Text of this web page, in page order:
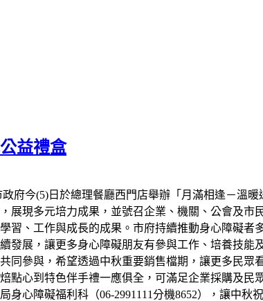
益禮盒
府今(5)日於總理餐廳西門店舉辦「月滿相逢－溫
展現多元培力成果，並號召企業、機關、公會及
習、工作與成長的成果。市府持續推動身心障礙
發展，讓更多身心障礙朋友有參與工作、培養技
同參與，希望透過中秋重要銷售檔期，讓更多民
點心到特色伴手禮一應俱全，可滿足企業採購及
心障礙福利科（06-2991111分機8652），讓中秋